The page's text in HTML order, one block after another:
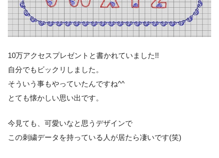
10万アクセスプレゼントと書かれていました!!
自分でもビックリしました。
そういう事もやっていたんですね^^
とても懐かしい思い出です。
今見ても、可愛いなと思うデザインで
この刺繍データを持っている人が居たら凄いです(笑)